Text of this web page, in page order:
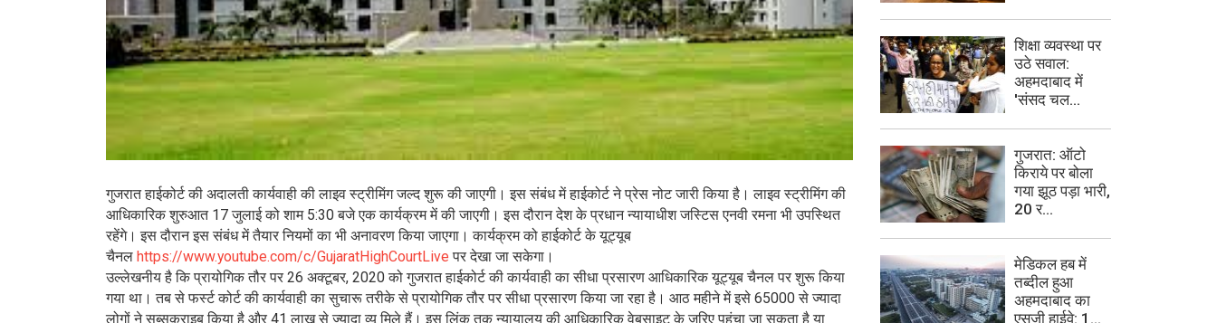
गुजरात हाईकोर्ट की अदालती कार्यवाही की लाइव स्ट्रीमिंग जल्द शुरू की जाएगी। इस संबंध में हाईकोर्ट ने प्रेस नोट जारी किया है। लाइव स्ट्रीमिंग की
आधिकारिक शुरुआत 17 जुलाई को शाम 5:30 बजे एक कार्यक्रम में की जाएगी। इस दौरान देश के प्रधान न्यायाधीश जस्टिस एनवी रमना भी उपस्थित
रहेंगे। इस दौरान इस संबंध में तैयार नियमों का भी अनावरण किया जाएगा। कार्यक्रम को हाईकोर्ट के यूट्यूब
चैनल https://www.youtube.com/c/GujaratHighCourtLive पर देखा जा सकेगा।
उल्लेखनीय है कि प्रायोगिक तौर पर 26 अक्टूबर, 2020 को गुजरात हाईकोर्ट की कार्यवाही का सीधा प्रसारण आधिकारिक यूट्यूब चैनल पर शुरू किया
गया था। तब से फर्स्ट कोर्ट की कार्यवाही का सुचारू तरीके से प्रायोगिक तौर पर सीधा प्रसारण किया जा रहा है। आठ महीने में इसे 65000 से ज्यादा
लोगों ने सब्सक्राइब किया है और 41 लाख से ज्यादा व्यू मिले हैं। इस लिंक तक न्यायालय की आधिकारिक वेबसाइट के जरिए पहुंचा जा सकता है या
शिक्षा व्यवस्था पर
उठे सवाल:
अहमदाबाद में
'संसद चल...
गुजरात: ऑटो
किराये पर बोला
गया झूठ पड़ा भारी,
20 र...
मेडिकल हब में
तब्दील हुआ
अहमदाबाद का
एसजी हाईवे: 1...